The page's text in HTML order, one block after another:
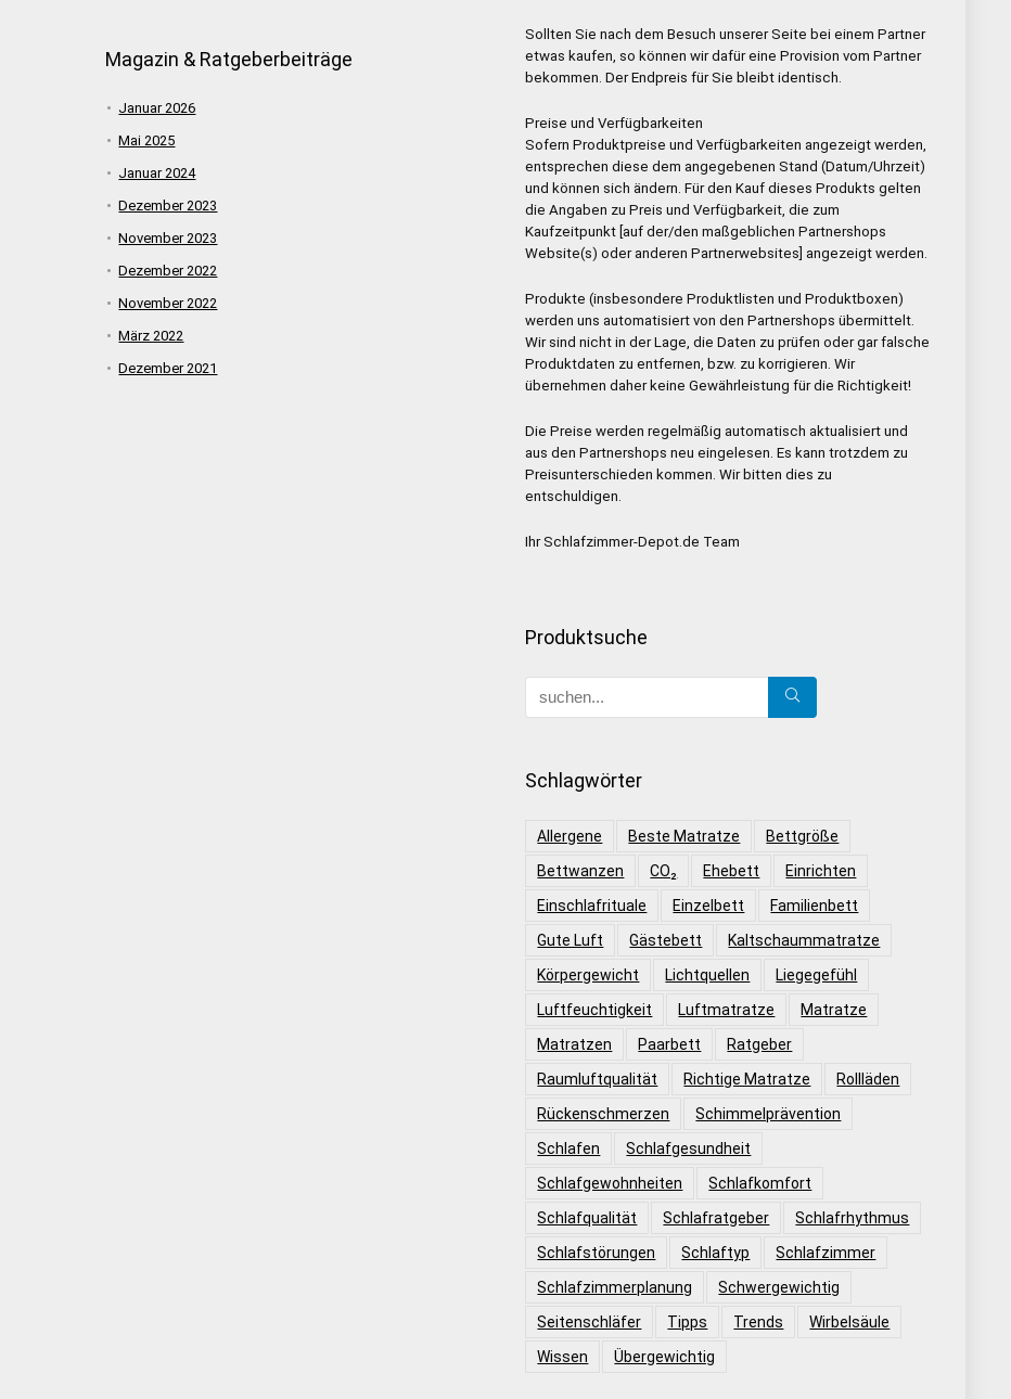
Magazin & Ratgeberbeiträge
Januar 2026
Mai 2025
Januar 2024
Dezember 2023
November 2023
Dezember 2022
November 2022
März 2022
Dezember 2021
Sollten Sie nach dem Besuch unserer Seite bei einem Partner
etwas kaufen, so können wir dafür eine Provision vom Partner
bekommen. Der Endpreis für Sie bleibt identisch.
Preise und Verfügbarkeiten
Sofern Produktpreise und Verfügbarkeiten angezeigt werden,
entsprechen diese dem angegebenen Stand (Datum/Uhrzeit)
und können sich ändern. Für den Kauf dieses Produkts gelten
die Angaben zu Preis und Verfügbarkeit, die zum
Kaufzeitpunkt [auf der/den maßgeblichen Partnershops
Website(s) oder anderen Partnerwebsites] angezeigt werden.
Produkte (insbesondere Produktlisten und Produktboxen)
werden uns automatisiert von den Partnershops übermittelt.
Wir sind nicht in der Lage, die Daten zu prüfen oder gar falsche
Produktdaten zu entfernen, bzw. zu korrigieren. Wir
übernehmen daher keine Gewährleistung für die Richtigkeit!
Die Preise werden regelmäßig automatisch aktualisiert und
aus den Partnershops neu eingelesen. Es kann trotzdem zu
Preisunterschieden kommen. Wir bitten dies zu
entschuldigen.
Ihr Schlafzimmer-Depot.de Team
Produktsuche
Schlagwörter
Allergene Beste Matratze
Bettgröße
Bettwanzen
CO₂ Ehebett
Einrichten
Einschlafrituale
Einzelbett
Familienbett
Gute Luft
Gästebett
Kaltschaummatratze
Körpergewicht
Lichtquellen
Liegegefühl
Luftfeuchtigkeit
Luftmatratze
Matratze
Matratzen
Paarbett
Ratgeber
Raumluftqualität
Richtige Matratze
Rollläden
Rückenschmerzen
Schimmelprävention
Schlafen
Schlafgesundheit
Schlafgewohnheiten
Schlafkomfort
Schlafqualität
Schlafratgeber
Schlafrhythmus
Schlafstörungen
Schlaftyp
Schlafzimmer
Schlafzimmerplanung
Schwergewichtig
Seitenschläfer
Tipps Trends
Wirbelsäule
Wissen
Übergewichtig